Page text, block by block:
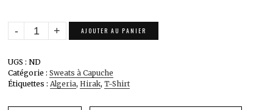
quantité
de
El
Bled.
à
AJOUTER AU PANIER
UGS :ND
Catégorie :Sweats à Capuche
Étiquettes : Algeria,Hirak,T-Shirt